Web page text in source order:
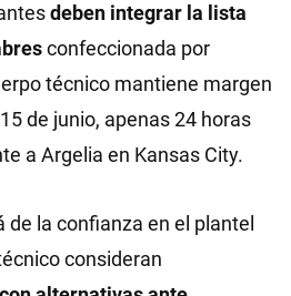
deben integrar la lista
confeccionada por
técnico mantiene margen
de junio, apenas 24 horas
a Argelia en Kansas City.
la confianza en el plantel
consideran